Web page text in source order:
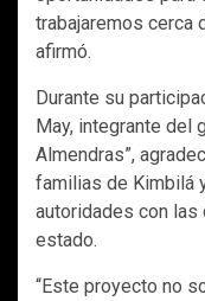
trabajaremos cerca
afirmó.
Durante su
May, integrante del
Almendras”,
familias de Kimbilá
autoridades con las
estado.
“Este proyecto no